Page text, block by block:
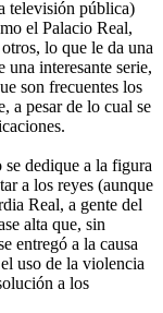
televisión pública)
el Palacio Real,
lo que le da una
una interesante serie,
son frecuentes los
a pesar de lo cual se
dedique a la figura
a los reyes (aunque
Real, a gente del
alta que, sin
entregó a la causa
uso de la violencia
a los